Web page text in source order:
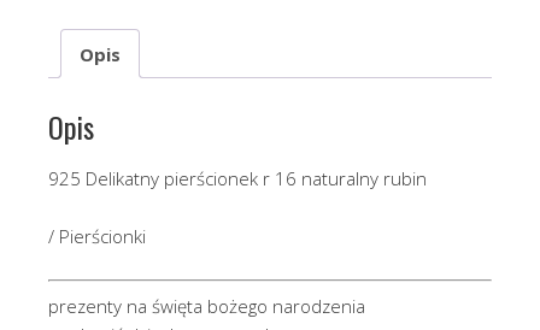
Opis
Opis
925 Delikatny pierścionek r 16 naturalny rubin
/ Pierścionki
prezenty na święta bożego narodzenia